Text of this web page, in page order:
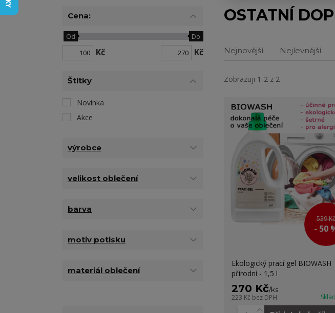
OSTATNÍ
Nejnovější Nejlevnější
Zobrazuji 1-2 z 2
539 Kč
- 50
Ekologický prací gel BIOWASH
přírodní - 1,5 l
270 Kč/ks
223 Kč bez DPH
Cena:
Kč
Od Do
Kč
Štítky
Novinka
Akce
výrobce
velikost oblečení
barva
motiv potisku
materiál oblečení